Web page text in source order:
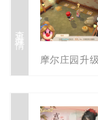
查看详情